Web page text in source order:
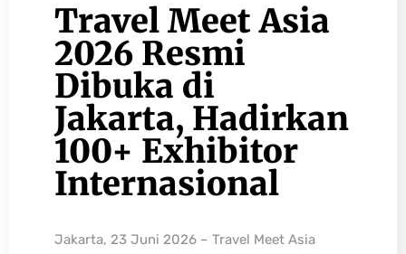
Travel Meet Asia
2026 Resmi
Dibuka di
Jakarta, Hadirkan
100+ Exhibitor
Internasional
Jakarta, 23 Juni 2026 – Travel Meet Asia